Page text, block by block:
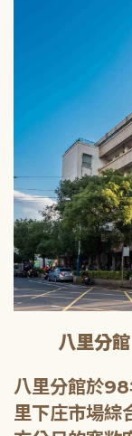
八里分
八里分館於
里下庄市場綜